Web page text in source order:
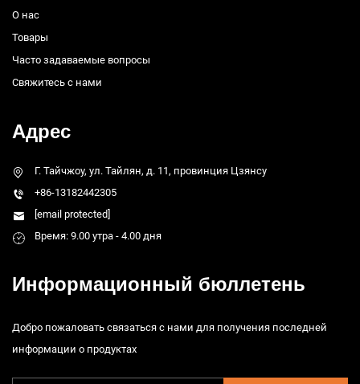
О нас
Товары
Часто задаваемые вопросы
Свяжитесь с нами
Адрес
Г. Тайчжоу, ул. Тайлян, д. 11, провинция Цзянсу
+86-13182442305
[email protected]
Время: 9.00 утра - 4.00 дня
Информационный бюллетень
Добро пожаловать связаться с нами для получения последней
информации о продуктах